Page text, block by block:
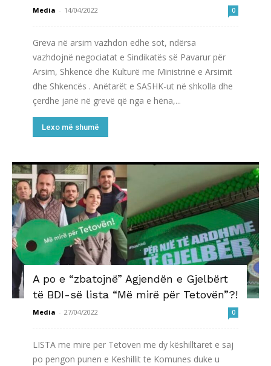
Media - 14/04/2022 0
Greva në arsim vazhdon edhe sot, ndërsa
vazhdojnë negociatat e Sindikatës së Pavarur për
Arsim, Shkencë dhe Kulturë me Ministrinë e Arsimit
dhe Shkencës . Anëtarët e SASHK-ut në shkolla dhe
çerdhe janë në grevë që nga e hëna,...
Lexo më shumë
A po e “zbatojnë” Agjendën e Gjelbërt
të BDI-së lista “Më mirë për Tetovën”?!
Media - 27/04/2022 0
LISTA me mire per Tetoven me dy këshilltaret e saj
po pengon punen e Keshillit te Komunes duke u